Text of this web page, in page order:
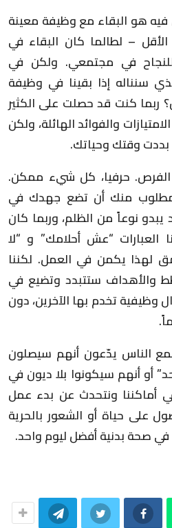
هو البقاء مع وظيفة معينة
– لطالما كان البقاء في
في مجتمعي. ولكن في
سنناله إذا بقينا في وظيفة
ربما كنت قد حصلت على الكثير
والفوائد الهائلة، ولكن
وقتك وحياتك.
حرفيا، كل شيء ممكن.
منك أن تضع جهدك في
نوعاً من الظلم، وربما كان
“عش أحلامك” و “لا
لهذا يكمن في العمل. لكننا
والأهداف ستتبدد وتضيع في
تخدم بها الآخرين، دون
الناس يدّعون أنهم سيصلون
أو أنهم سيكونوا بلا ديون في
أماكننا ونتحدث عن بدء عمل
على حياة أو الشعور بالحرية
صحة بدنية أفضل ليوم واحد.